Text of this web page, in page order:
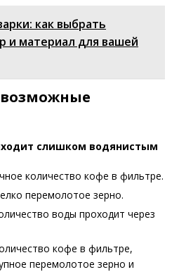
как выбрать
и материал для вашей
слишком водянистым
количество кофе в фильтре.
перемолотое зерно.
воды проходит через
кофе в фильтре,
перемолотое зерно и